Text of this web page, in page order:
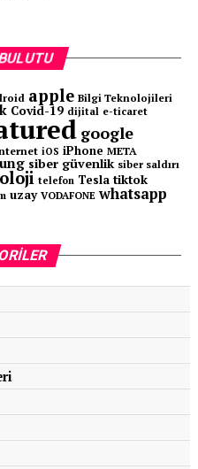
apple Bilgi Teknolojileri
Covid-19 dijital e-ticaret
google
iOS iPhone META
siber güvenlik siber saldırı
telefon Tesla tiktok
uzay VODAFONE whatsapp